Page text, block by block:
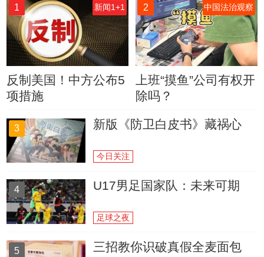
1 新闻1+1
反制美国！中方公布5
项措施
2 中国法治观察
上班“摸鱼”公司有权开
除吗？
3 新版《防卫白皮书》藏祸心
今日关注
4 U17男足国家队：未来可期
足球之夜
5 三招教你识破真假全麦面包